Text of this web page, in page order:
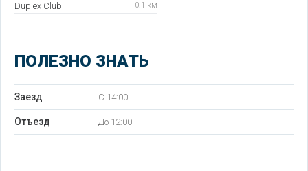
Duplex Club 0.1 км
ПОЛЕЗНО ЗНАТЬ
Заезд C 14:00
Отъезд До 12:00